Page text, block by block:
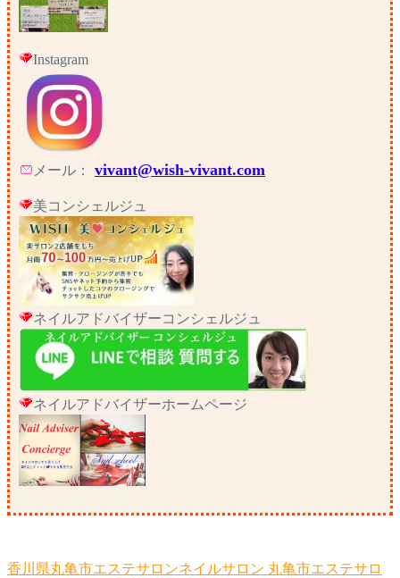
Instagram
メール： vivant@wish-vivant.com
美コンシェルジュ
ネイルアドバイザーコンシェルジュ
ネイルアドバイザーホームページ
香川県丸亀市エステサロンネイルサロン 丸亀市エステサロ